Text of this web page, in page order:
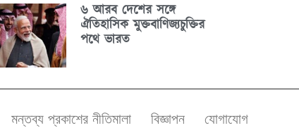
৬ আরব দেশের সঙ্গে
ঐতিহাসিক মুক্তবাণিজ্যচুক্তির
পথে ভারত
মন্তব্য প্রকাশের নীতিমালা বিজ্ঞাপন যোগাযোগ